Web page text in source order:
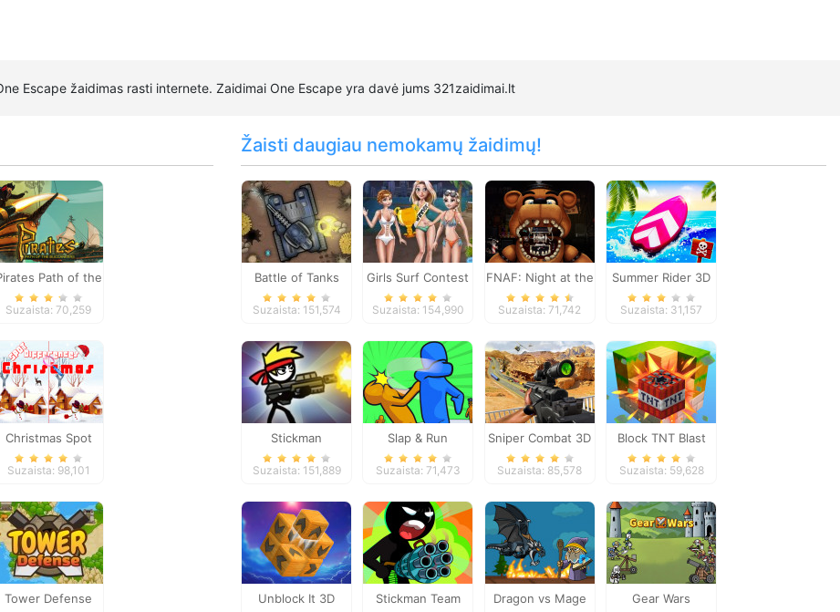
Escape žaidimas rasti internete. Zaidimai One Escape yra davė jums 321zaidimai.lt
Path of the
Buccaneer
Suzaista: 70,259
Christmas Spot
Differences
Suzaista: 98,101
Tower Defense
Žaisti daugiau nemokamų žaidimų!
Battle of Tanks
Suzaista: 151,574
Girls Surf Contest
Suzaista: 154,990
FNAF: Night at the
Dentist
Suzaista: 71,742
Summer Rider 3D
Suzaista: 31,157
Stickman
Peacekeeper
Suzaista: 151,889
Slap & Run
Suzaista: 71,473
Sniper Combat 3D
Suzaista: 85,578
Block TNT Blast
Suzaista: 59,628
Unblock It 3D
Stickman Team
Dragon vs Mage Gear Wars